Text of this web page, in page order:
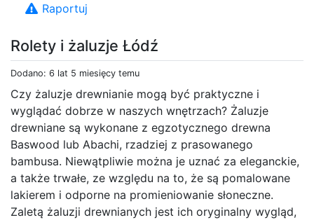
Rolety i żaluzje Łódź
Dodano: 6 lat 5 miesięcy temu
Czy żaluzje drewnianie mogą być praktyczne i
wyglądać dobrze w naszych wnętrzach? Żaluzje
drewniane są wykonane z egzotycznego drewna
Baswood lub Abachi, rzadziej z prasowanego
bambusa. Niewątpliwie można je uznać za eleganckie,
a także trwałe, ze względu na to, że są pomalowane
lakierem i odporne na promieniowanie słoneczne.
Zaletą żaluzji drewnianych jest ich oryginalny wygląd,
Raportuj